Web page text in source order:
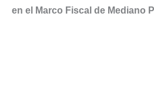
en el Marco Fiscal de Mediano